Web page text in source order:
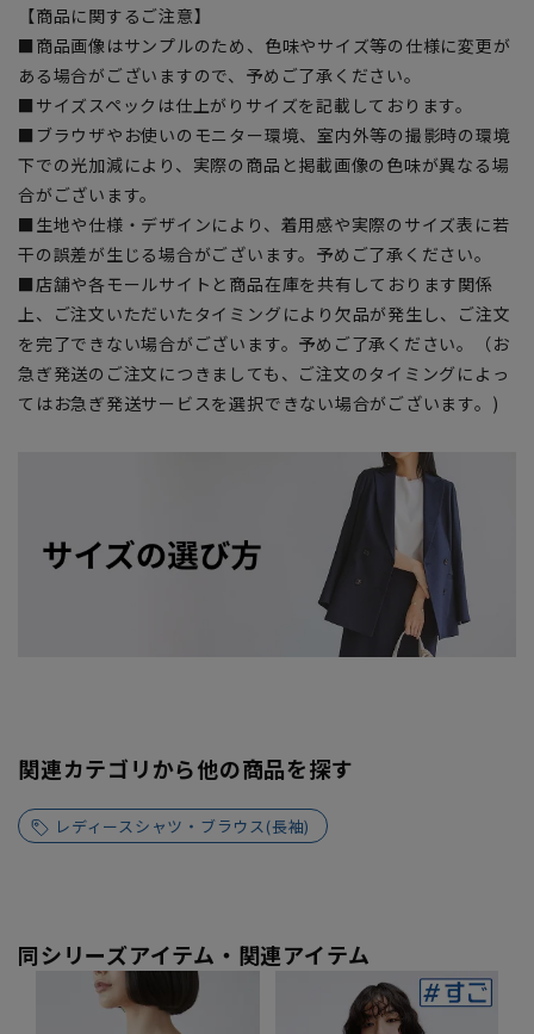
【商品に関するご注意】
■商品画像はサンプルのため、色味やサイズ等の仕様に変更が
ある場合がございますので、予めご了承ください。
■サイズスペックは仕上がりサイズを記載しております。
■ブラウザやお使いのモニター環境、室内外等の撮影時の環境
下での光加減により、実際の商品と掲載画像の色味が異なる場
合がございます。
■生地や仕様・デザインにより、着用感や実際のサイズ表に若
干の誤差が生じる場合がございます。予めご了承ください。
■店舗や各モールサイトと商品在庫を共有しております関係
上、ご注文いただいたタイミングにより欠品が発生し、ご注文
を完了できない場合がございます。予めご了承ください。（お
急ぎ発送のご注文につきましても、ご注文のタイミングによっ
てはお急ぎ発送サービスを選択できない場合がございます。)
関連カテゴリから他の商品を探す
レディースシャツ・ブラウス(長袖)
同シリーズアイテム・関連アイテム